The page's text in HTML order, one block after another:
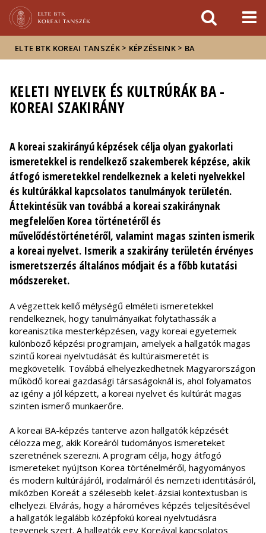
sajtóban
ELTE BTK KOREAI TANSZÉK > KÉPZÉSEINK > BA
KELETI NYELVEK ÉS KULTRÚRÁK BA -
KOREAI SZAKIRÁNY
A koreai szakirányú képzések célja olyan gyakorlati
ismeretekkel is rendelkező szakemberek képzése, akik
átfogó ismeretekkel rendelkeznek a keleti nyelvekkel
és kultúrákkal kapcsolatos tanulmányok területén.
Áttekintésük van továbbá a koreai szakiránynak
megfelelően Korea történetéről és
művelődéstörténetéről, valamint magas szinten ismerik
a koreai nyelvet. Ismerik a szakirány területén érvényes
ismeretszerzés általános módjait és a főbb kutatási
módszereket.
A végzettek kellő mélységű elméleti ismeretekkel
rendelkeznek, hogy tanulmányaikat folytathassák a
koreanisztika mesterképzésen, vagy koreai egyetemek
különböző képzési programjain, amelyek a hallgatók magas
szintű koreai nyelvtudását és kultúraismeretét is
megkövetelik. Továbbá elhelyezkedhetnek Magyarországon
működő koreai gazdasági társaságoknál is, ahol folyamatos
az igény a jól képzett, a koreai nyelvet és kultúrát magas
szinten ismerő munkaerőre.
A koreai BA-képzés tanterve azon hallgatók képzését
célozza meg, akik Koreáról tudományos ismereteket
szeretnének szerezni. A program célja, hogy átfogó
ismereteket nyújtson Korea történelméről, hagyományos
és modern kultúrájáról, irodalmáról és nemzeti identitásáról,
miközben Koreát a szélesebb kelet-ázsiai kontextusban is
elhelyezi. Elvárás, hogy a hároméves képzés teljesítésével
a hallgatók legalább középfokú koreai nyelvtudásra
tegyenek szert. A hallgatók egy Koreával kapcsolatos